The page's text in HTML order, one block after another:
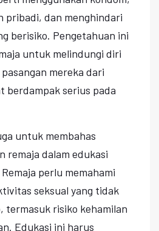
pribadi, dan menghindari
berisiko. Pengetahuan ini
untuk melindungi diri
mereka dari
berdampak serius pada
untuk membahas
remaja dalam edukasi
perlu memahami
seksual yang tidak
termasuk risiko kehamilan
Edukasi ini harus